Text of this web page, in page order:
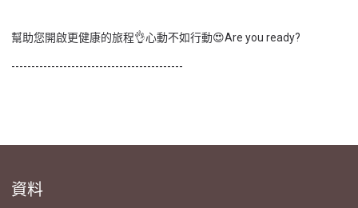
幫助您開啟更健康的旅程👌心動不如行動😍Are you ready?
-------------------------------------------
資料